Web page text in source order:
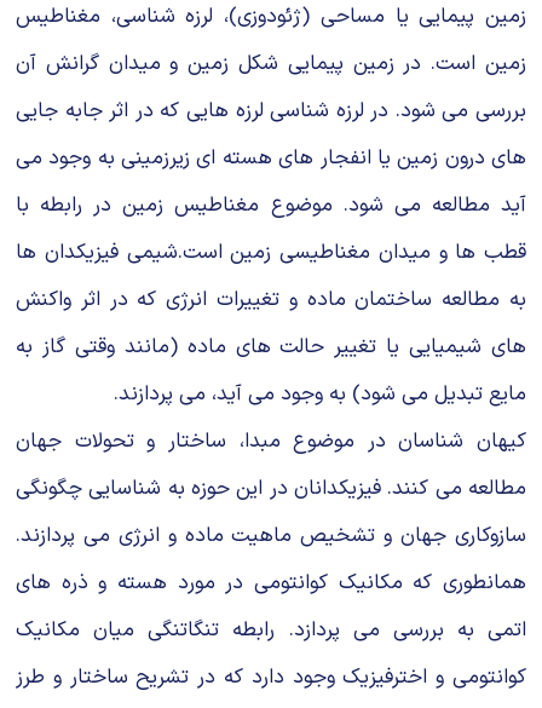
زمین پیمایى یا مساحى (ژئودوزى)، لرزه شناسى، مغناطیس
زمین است. در زمین پیمایى شکل زمین و میدان گرانش آن
بررسى مى شود. در لرزه شناسى لرزه هایى که در اثر جابه جایى
هاى درون زمین یا انفجار هاى هسته اى زیرزمینى به وجود مى
آید مطالعه مى شود. موضوع مغناطیس زمین در رابطه با
قطب ها و میدان مغناطیسى زمین است.شیمى فیزیکدان ها
به مطالعه ساختمان ماده و تغییرات انرژى که در اثر واکنش
هاى شیمیایى یا تغییر حالت هاى ماده (مانند وقتى گاز به
مایع تبدیل مى شود) به وجود مى آید، مى پردازند.
کیهان شناسان در موضوع مبدا، ساختار و تحولات جهان
مطالعه مى کنند. فیزیکدانان در این حوزه به شناسایى چگونگى
سازوکارى جهان و تشخیص ماهیت ماده و انرژى مى پردازند.
همانطورى که مکانیک کوانتومى در مورد هسته و ذره هاى
اتمى به بررسى مى پردازد. رابطه تنگاتنگى میان مکانیک
کوانتومى و اخترفیزیک وجود دارد که در تشریح ساختار و طرز